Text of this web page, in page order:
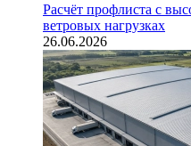
Расчёт профлиста с
ветровых нагрузках
26.06.2026